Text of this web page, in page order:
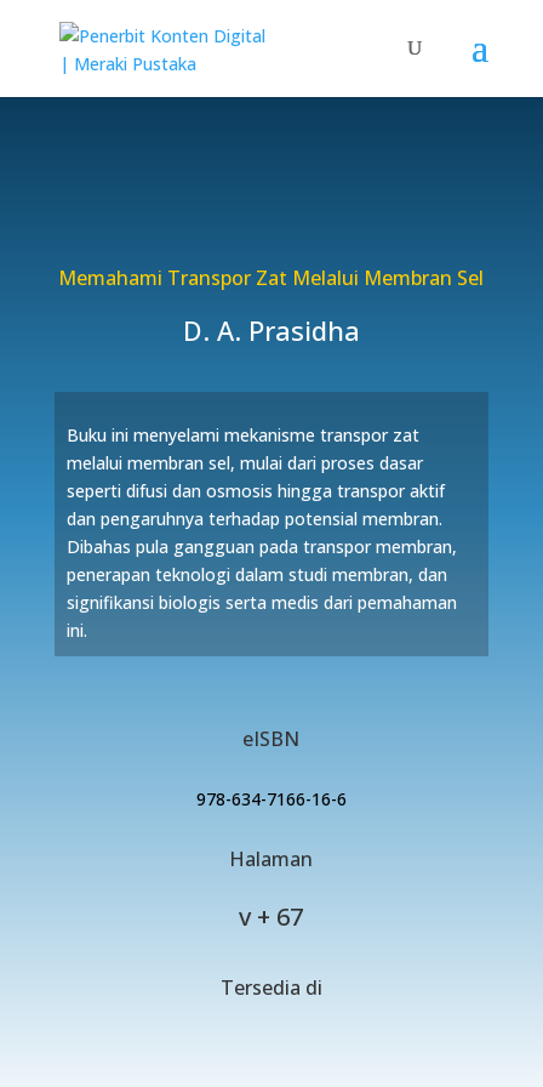
Memahami Transpor Zat Melalui Membran Sel
D. A. Prasidha
Buku ini menyelami mekanisme transpor zat
melalui membran sel, mulai dari proses dasar
seperti difusi dan osmosis hingga transpor aktif
dan pengaruhnya terhadap potensial membran.
Dibahas pula gangguan pada transpor membran,
penerapan teknologi dalam studi membran, dan
signifikansi biologis serta medis dari pemahaman
ini.
eISBN
978-634-7166-16-6
Halaman
v + 67
Tersedia di